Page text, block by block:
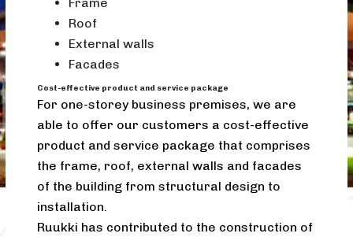
Roof
External walls
Facades
Cost-effective product and service package
For one-storey business premises, we are
able to offer our customers a cost-effective
product and service package that comprises
the frame, roof, external walls and facades
of the building from structural design to
installation.
Ruukki has contributed to the construction of